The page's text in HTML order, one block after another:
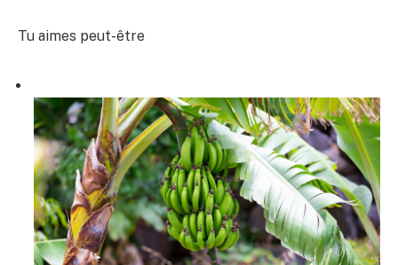
Tu aimes peut-être